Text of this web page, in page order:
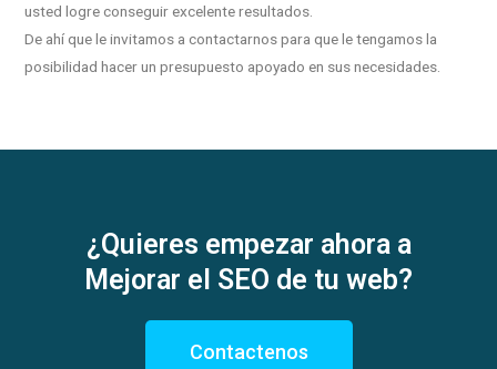
usted logre conseguir excelente resultados.
De ahí que le invitamos a contactarnos para que le tengamos la
posibilidad hacer un presupuesto apoyado en sus necesidades.
¿Quieres empezar ahora a
Mejorar el SEO de tu web?
Contactenos